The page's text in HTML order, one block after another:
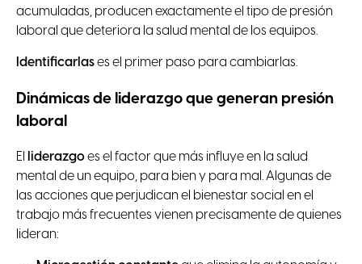
acumuladas, producen exactamente el tipo de presión
laboral que deteriora la salud mental de los equipos.
Identificarlases el primer paso para cambiarlas.
Dinámicas de liderazgo que generan presión
laboral
El liderazgoes el factor que más influye en la salud
mental de un equipo, para bien y para mal. Algunas de
las acciones que perjudican el bienestar social en el
trabajo más frecuentes vienen precisamente de quienes
lideran: